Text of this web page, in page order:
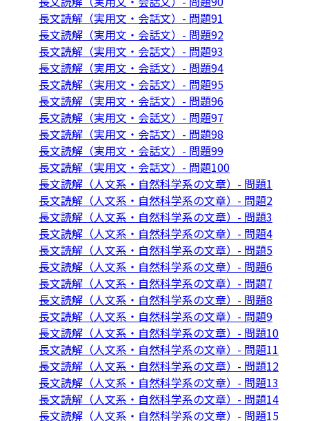
長文読解（実用文・会話文）- 問題91
長文読解（実用文・会話文）- 問題92
長文読解（実用文・会話文）- 問題93
長文読解（実用文・会話文）- 問題94
長文読解（実用文・会話文）- 問題95
長文読解（実用文・会話文）- 問題96
長文読解（実用文・会話文）- 問題97
長文読解（実用文・会話文）- 問題98
長文読解（実用文・会話文）- 問題99
長文読解（実用文・会話文）- 問題100
長文読解（人文系・自然科学系の文章）- 問題1
長文読解（人文系・自然科学系の文章）- 問題2
長文読解（人文系・自然科学系の文章）- 問題3
長文読解（人文系・自然科学系の文章）- 問題4
長文読解（人文系・自然科学系の文章）- 問題5
長文読解（人文系・自然科学系の文章）- 問題6
長文読解（人文系・自然科学系の文章）- 問題7
長文読解（人文系・自然科学系の文章）- 問題8
長文読解（人文系・自然科学系の文章）- 問題9
長文読解（人文系・自然科学系の文章）- 問題10
長文読解（人文系・自然科学系の文章）- 問題11
長文読解（人文系・自然科学系の文章）- 問題12
長文読解（人文系・自然科学系の文章）- 問題13
長文読解（人文系・自然科学系の文章）- 問題14
長文読解（人文系・自然科学系の文章）- 問題15